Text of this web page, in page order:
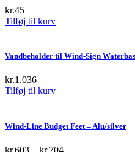
kr.45
Tilføj til kurv
Vandbeholder til Wind-Sign
kr.1.036
Tilføj til kurv
Wind-Line Budget Feet – Alu/silver
kr.603 – kr.704